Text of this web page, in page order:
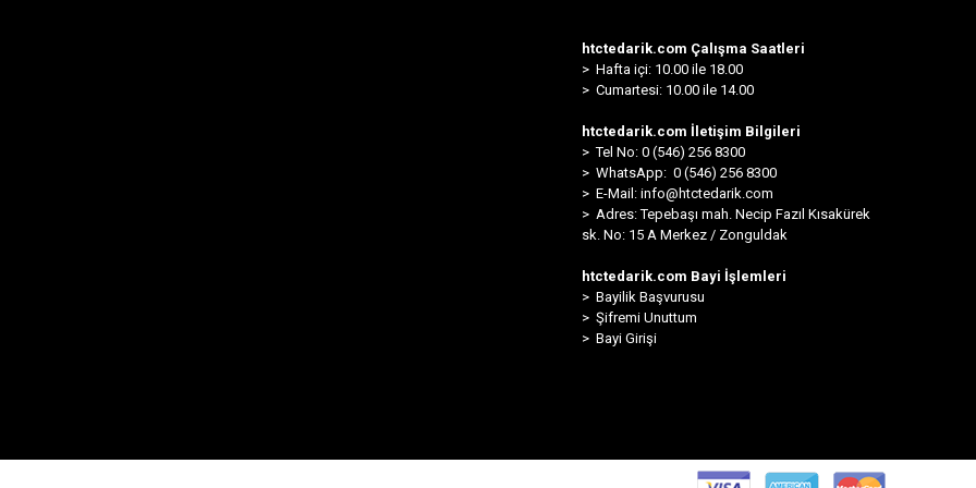
htctedarik.com Çalışma Saatleri
> Hafta içi: 10.00 ile 18.00
> Cumartesi: 10.00 ile 14.00
htctedarik.com İletişim Bilgileri
> Tel No: 0 (546) 256 8300
> WhatsApp: 0 (546) 256 8300
> E-Mail: info@htctedarik.com
> Adres: Tepebaşı mah. Necip Fazıl Kısakürek
sk. No: 15 A Merkez / Zonguldak
htctedarik.com Bayi İşlemleri
> Bayilik Başvurusu
> Şifremi Unuttum
> Bayi Girişi